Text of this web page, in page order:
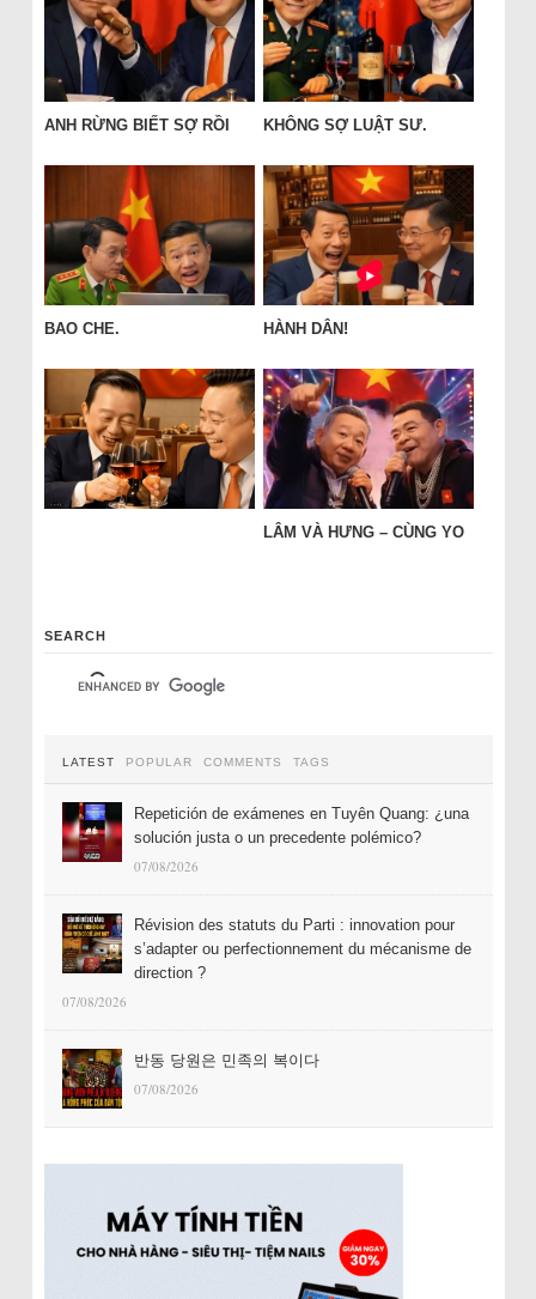
ANH RỪNG BIẾT SỢ RỒI KHÔNG SỢ LUẬT SƯ.
BAO CHE. HÀNH DÂN!
LÂM VÀ HƯNG – CÙNG YO
SEARCH
LATEST POPULAR COMMENTS TAGS
Repetición de exámenes en Tuyên Quang: ¿una
solución justa o un precedente polémico?
07/08/2026
Révision des statuts du Parti : innovation pour
s’adapter ou perfectionnement du mécanisme de
direction ?
07/08/2026
반동 당원은 민족의 복이다
07/08/2026